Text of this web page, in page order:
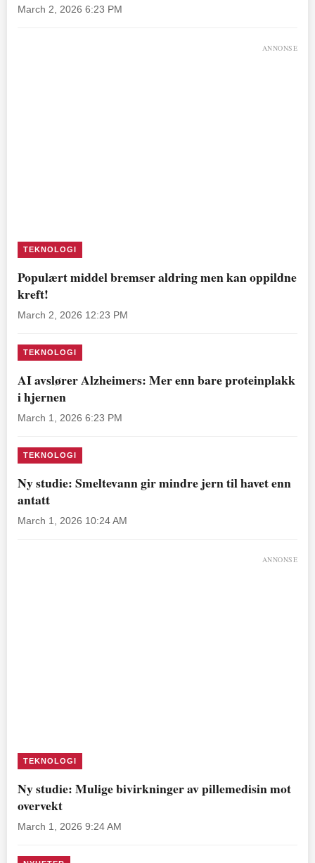
March 2, 2026 6:23 PM
ANNONSE
TEKNOLOGI
Populært middel bremser aldring men kan oppildne
kreft!
March 2, 2026 12:23 PM
TEKNOLOGI
AI avslører Alzheimers: Mer enn bare proteinplakk
i hjernen
March 1, 2026 6:23 PM
TEKNOLOGI
Ny studie: Smeltevann gir mindre jern til havet enn
antatt
March 1, 2026 10:24 AM
ANNONSE
TEKNOLOGI
Ny studie: Mulige bivirkninger av pillemedisin mot
overvekt
March 1, 2026 9:24 AM